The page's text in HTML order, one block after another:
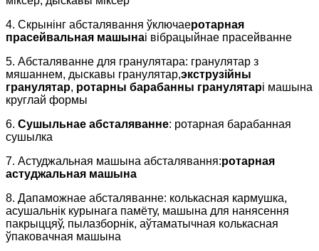
4. Скрынінг абсталявання ўключаеротарная
прасейвальная машынаі вібрацыйнае прасейванне
5. Абсталяванне для гранулятара: гранулятар з
мяшаннем, дыскавы гранулятар,экструзійны
гранулятар, ротарны барабанны гранулятарі машына
круглай формы
6. Сушыльнае абсталяванне: ротарная барабанная
сушылка
7. Астуджальная машына абсталявання:ротарная
астуджальная машына
8. Дапаможнае абсталяванне: колькасная кармушка,
асушальнік курынага памёту, машына для нанясення
пакрыццяў, пылазборнік, аўтаматычная колькасная
ўпаковачная машына